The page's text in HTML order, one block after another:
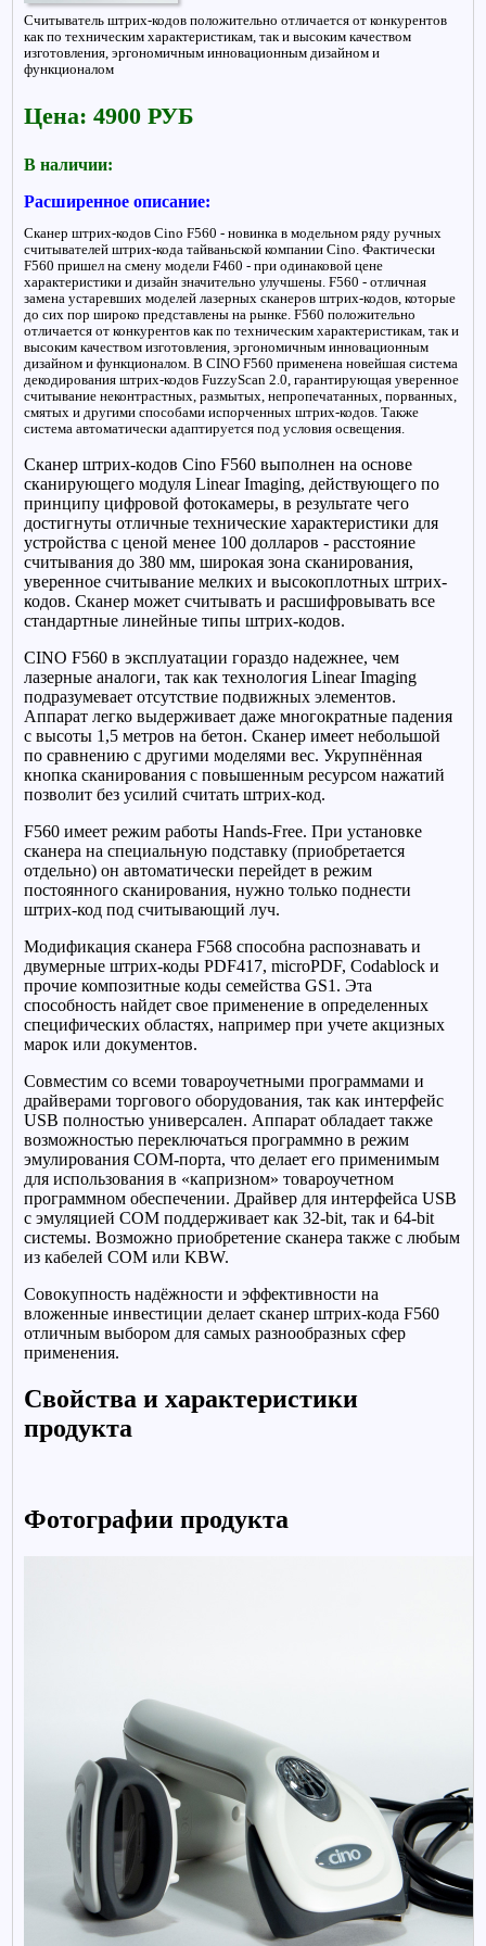
Считыватель штрих-кодов положительно отличается от конкурентов
как по техническим характеристикам, так и высоким качеством
изготовления, эргономичным инновационным дизайном и
функционалом
Цена: 4900 РУБ
В наличии:
Расширенное описание:
Сканер штрих-кодов Cino F560 - новинка в модельном ряду ручных
считывателей штрих-кода тайваньской компании Cino. Фактически
F560 пришел на смену модели F460 - при одинаковой цене
характеристики и дизайн значительно улучшены. F560 - отличная
замена устаревших моделей лазерных сканеров штрих-кодов, которые
до сих пор широко представлены на рынке. F560 положительно
отличается от конкурентов как по техническим характеристикам, так и
высоким качеством изготовления, эргономичным инновационным
дизайном и функционалом. В CINO F560 применена новейшая система
декодирования штрих-кодов FuzzyScan 2.0, гарантирующая уверенное
считывание неконтрастных, размытых, непропечатанных, порванных,
смятых и другими способами испорченных штрих-кодов. Также
система автоматически адаптируется под условия освещения.
Сканер штрих-кодов Cino F560 выполнен на основе
сканирующего модуля Linear Imaging, действующего по
принципу цифровой фотокамеры, в результате чего
достигнуты отличные технические характеристики для
устройства с ценой менее 100 долларов - расстояние
считывания до 380 мм, широкая зона сканирования,
уверенное считывание мелких и высокоплотных штрих-
кодов. Сканер может считывать и расшифровывать все
стандартные линейные типы штрих-кодов.
CINO F560 в эксплуатации гораздо надежнее, чем
лазерные аналоги, так как технология Linear Imaging
подразумевает отсутствие подвижных элементов.
Аппарат легко выдерживает даже многократные падения
с высоты 1,5 метров на бетон. Сканер имеет небольшой
по сравнению с другими моделями вес. Укрупнённая
кнопка сканирования с повышенным ресурсом нажатий
позволит без усилий считать штрих-код.
F560 имеет режим работы Hands-Free. При установке
сканера на специальную подставку (приобретается
отдельно) он автоматически перейдет в режим
постоянного сканирования, нужно только поднести
штрих-код под считывающий луч.
Модификация сканера F568 способна распознавать и
двумерные штрих-коды PDF417, microPDF, Codablock и
прочие композитные коды семейства GS1. Эта
способность найдет свое применение в определенных
специфических областях, например при учете акцизных
марок или документов.
Совместим со всеми товароучетными программами и
драйверами торгового оборудования, так как интерфейс
USB полностью универсален. Аппарат обладает также
возможностью переключаться программно в режим
эмулирования COM-порта, что делает его применимым
для использования в «капризном» товароучетном
программном обеспечении. Драйвер для интерфейса USB
с эмуляцией COM поддерживает как 32-bit, так и 64-bit
системы. Возможно приобретение сканера также с любым
из кабелей COM или KBW.
Совокупность надёжности и эффективности на
вложенные инвестиции делает сканер штрих-кода F560
отличным выбором для самых разнообразных сфер
применения.
Свойства и характеристики
продукта
Фотографии продукта